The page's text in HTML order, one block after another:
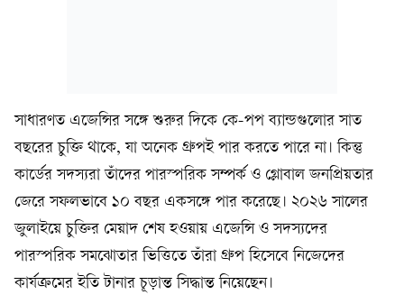
সাধারণত এজেন্সির সঙ্গে শুরুর দিকে কে-পপ ব্যান্ডগুলোর সাত
বছরের চুক্তি থাকে, যা অনেক গ্রুপই পার করতে পারে না। কিন্তু
কার্ডের সদস্যরা তাঁদের পারস্পরিক সম্পর্ক ও গ্লোবাল জনপ্রিয়তার
জেরে সফলভাবে ১০ বছর একসঙ্গে পার করেছে। ২০২৬ সালের
জুলাইয়ে চুক্তির মেয়াদ শেষ হওয়ায় এজেন্সি ও সদস্যদের
পারস্পরিক সমঝোতার ভিত্তিতে তাঁরা গ্রুপ হিসেবে নিজেদের
কার্যক্রমের ইতি টানার চূড়ান্ত সিদ্ধান্ত নিয়েছেন।